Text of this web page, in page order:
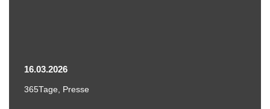
16.03.2026
365Tage Presse